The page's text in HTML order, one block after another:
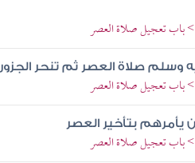
> باب تعجيل صلاة العصر
وسلم صلاة العصر ثم تنحر الجزور
> باب تعجيل صلاة العصر
يأمرهم بتأخير العصر
> باب تعجيل صلاة العصر